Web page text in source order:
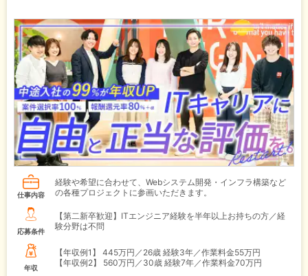
仕事内容
経験や希望に合わせて、Webシステム開発・インフラ構築など
の各種プロジェクトに参画いただきます。
応募条件
【第二新卒歓迎】ITエンジニア経験を半年以上お持ちの方／経
験分野は不問
年収
【年収例1】
445万円／26歳 経験3年／作業料金55万円
【年収例2】
560万円／30歳 経験7年／作業料金70万円